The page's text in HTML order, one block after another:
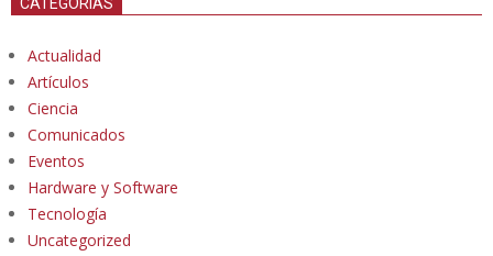
CATEGORÍAS
Actualidad
Artículos
Ciencia
Comunicados
Eventos
Hardware y Software
Tecnología
Uncategorized